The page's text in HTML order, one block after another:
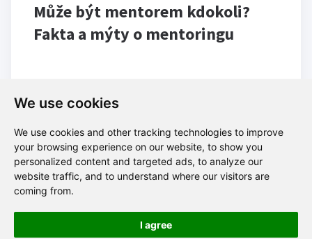
We use cookies
We use cookies and other tracking technologies to improve
your browsing experience on our website, to show you
personalized content and targeted ads, to analyze our
website traffic, and to understand where our visitors are
coming from.
I agree
Může být mentorem kdokoli?
Fakta a mýty o mentoringu
Blog